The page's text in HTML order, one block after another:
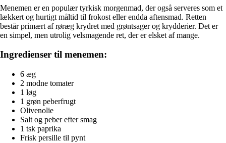
Menemen er en populær tyrkisk morgenmad, der også serveres som et
lækkert og hurtigt måltid til frokost eller endda aftensmad. Retten
består primært af røræg krydret med grøntsager og krydderier. Det er
en simpel, men utrolig velsmagende ret, der er elsket af mange.
Ingredienser til menemen:
6 æg
2 modne tomater
1 løg
1 grøn peberfrugt
Olivenolie
Salt og peber efter smag
1 tsk paprika
Frisk persille til pynt